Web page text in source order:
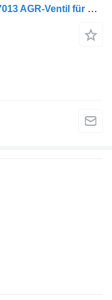
MAN Occ EGR gasklep 51094137013 AGR-Ventil für LKW